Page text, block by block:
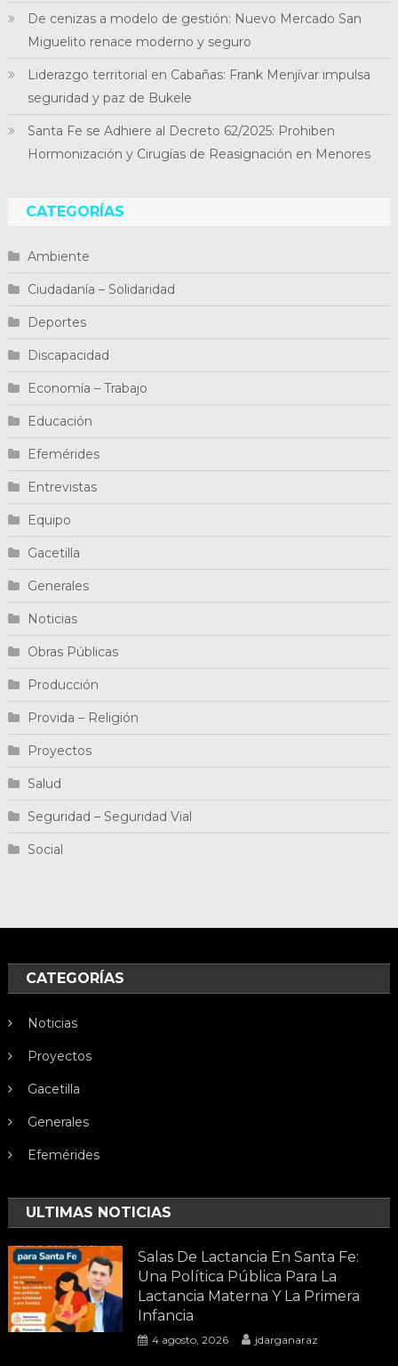
De cenizas a modelo de gestión: Nuevo Mercado San
Miguelito renace moderno y seguro
Liderazgo territorial en Cabañas: Frank Menjívar impulsa
seguridad y paz de Bukele
Santa Fe se Adhiere al Decreto 62/2025: Prohiben
Hormonización y Cirugías de Reasignación en Menores
CATEGORÍAS
Ambiente
Ciudadanía – Solidaridad
Deportes
Discapacidad
Economía – Trabajo
Educación
Efemérides
Entrevistas
Equipo
Gacetilla
Generales
Noticias
Obras Públicas
Producción
Provida – Religión
Proyectos
Salud
Seguridad – Seguridad Vial
Social
CATEGORÍAS
Noticias
Proyectos
Gacetilla
Generales
Efemérides
ULTIMAS NOTICIAS
Salas De Lactancia En Santa Fe:
Una Política Pública Para La
Lactancia Materna Y La Primera
Infancia
4 agosto, 2026 jdarganaraz